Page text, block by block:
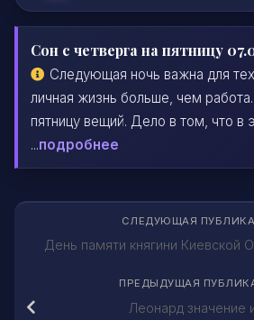
Сон с четверга на пятницу
Следующая ночь важна для
личная жизнь больше, чем
пятницу вещий. Дело в том, что в
...подробнее
СЛЕДУЮЩАЯ
День памяти княгини Киевской
ПРЕДЫДУЩАЯ
Леонард значение